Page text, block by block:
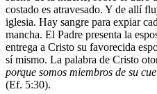
costado es atravesado. Y de allí
iglesia. Hay sangre para expiar
mancha. El Padre presenta la
entrega a Cristo su favorecida
sí mismo. La palabra de Cristo
porque somos miembros de su
(Ef. 5:30).